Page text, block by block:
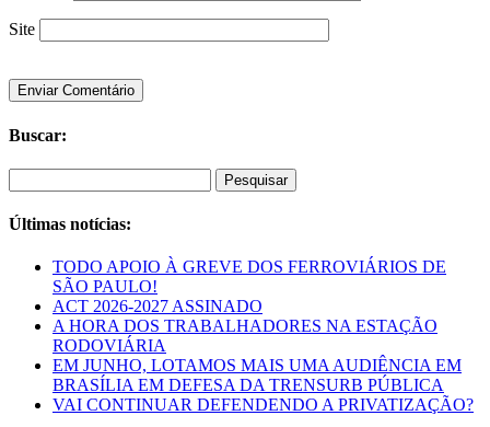
Site
Buscar:
por:
Últimas notícias:
TODO APOIO À GREVE DOS FERROVIÁRIOS DE
SÃO PAULO!
ACT 2026-2027 ASSINADO
A HORA DOS TRABALHADORES NA ESTAÇÃO
RODOVIÁRIA
EM JUNHO, LOTAMOS MAIS UMA AUDIÊNCIA EM
BRASÍLIA EM DEFESA DA TRENSURB PÚBLICA
VAI CONTINUAR DEFENDENDO A PRIVATIZAÇÃO?